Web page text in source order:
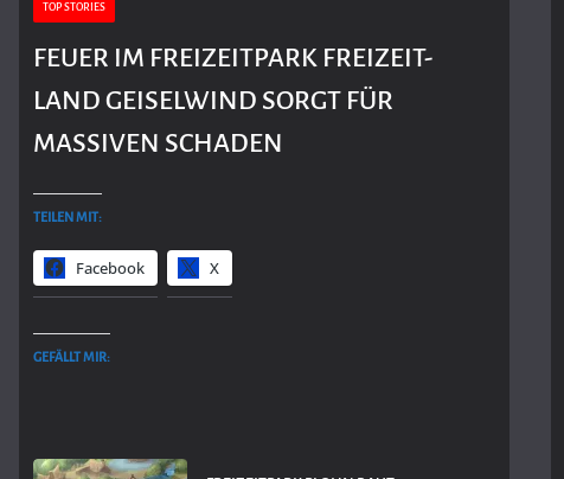
TOP STORIES
FEUER IM FREIZEITPARK FREIZEIT-
LAND GEISELWIND SORGT FÜR
MASSIVEN SCHADEN
TEILEN MIT:
Facebook X
GEFÄLLT MIR: